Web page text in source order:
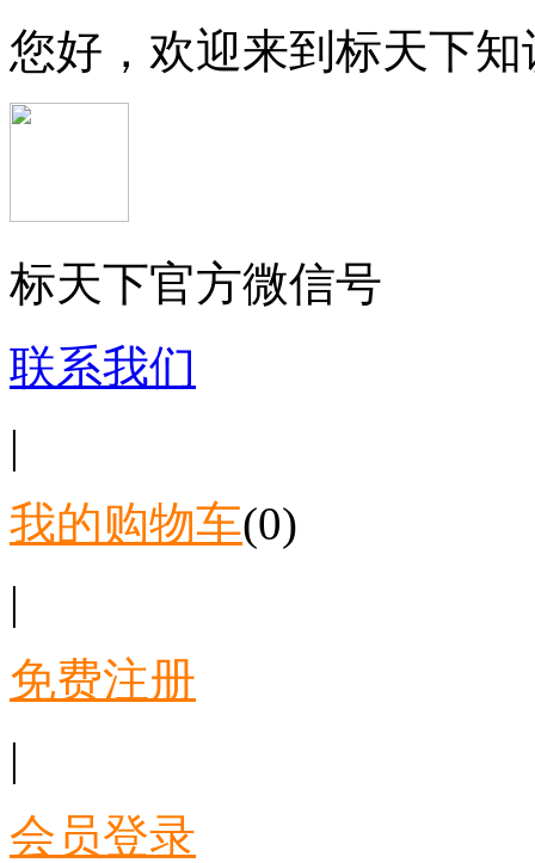
您好，欢迎来到标天下
标天下官方微信号
联系我们
|
我的购物车(0)
|
免费注册
|
会员登录